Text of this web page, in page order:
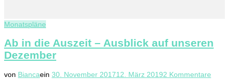
Monatspläne
Ab in die Auszeit – Ausblick auf unseren
Dezember
von Biancaein 30. November 201712. März 20192 Kommentare